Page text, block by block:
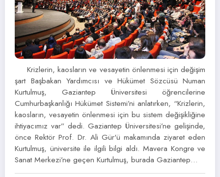
Krizlerin, kaosların ve vesayetin önlenmesi için değişim
şart Başbakan Yardımcısı ve Hükümet Sözcüsü Numan
Kurtulmuş, Gaziantep Üniversitesi öğrencilerine
Cumhurbaşkanlığı Hükümet Sistemi’ni anlatırken, “Krizlerin,
kaosların, vesayetin önlenmesi için bu sistem değişikliğine
ihtiyacımız var” dedi. Gaziantep Üniversitesi’ne gelişinde,
önce Rektör Prof. Dr. Ali Gür'ü makamında ziyaret eden
Kurtulmuş, üniversite ile ilgili bilgi aldı. Mavera Kongre ve
Sanat Merkezi’ne geçen Kurtulmuş, burada Gaziantep…